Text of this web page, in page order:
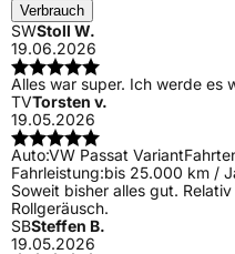
Verbrauch
SWStoll W.
19.06.2026
Alles war super. Ich werde es
TVTorsten v.
19.05.2026
Auto:VW Passat Variant
Fahrleistung:bis 25.000 km /
Soweit bisher alles gut.
Rollgeräusch.
SBSteffen B.
19.05.2026